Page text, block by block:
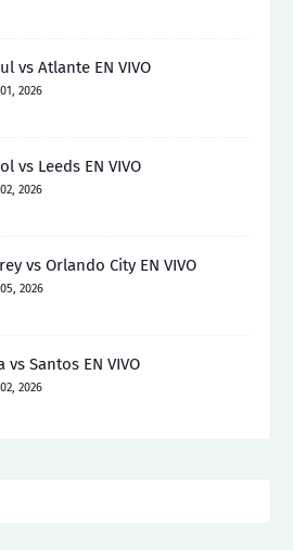
vs Atlante EN VIVO
2026
vs Leeds EN VIVO
2026
vs Orlando City EN VIVO
2026
vs Santos EN VIVO
2026